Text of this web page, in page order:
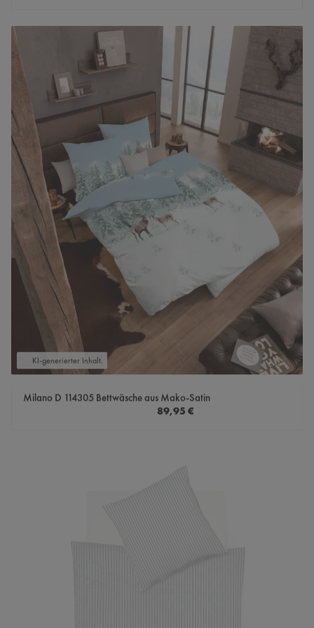
KI-generierter Inhalt.
Milano D 114305 Bettwäsche aus Mako-Satin
Regulärer Preis:
89,95 €